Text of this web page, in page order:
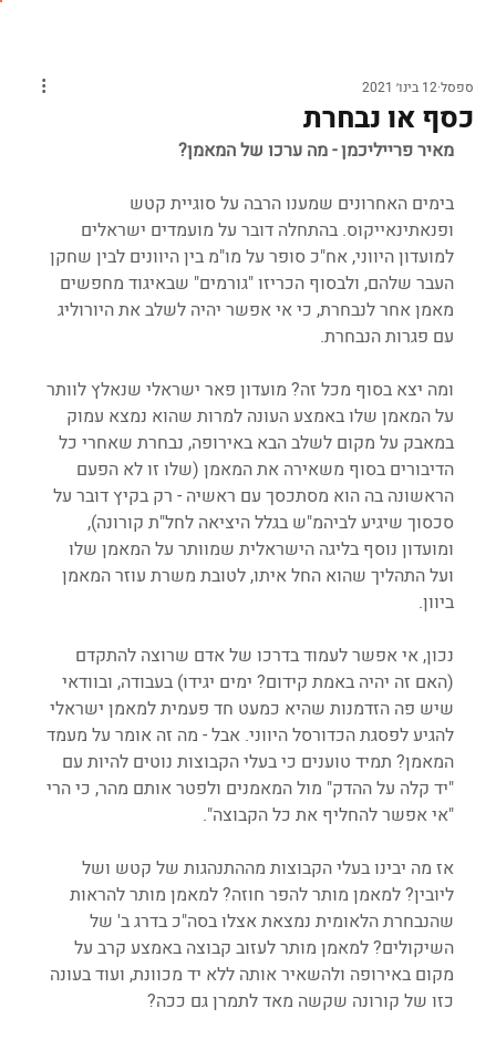
כסף או נבחרת
ספסל12 בינו׳ 2021
מאיר פרייליכמן - מה ערכו של המאמן?
בימים האחרונים שמענו הרבה על סוגיית קטש
ופנאתינאייקוס. בהתחלה דובר על מועמדים ישראלים
למועדון היווני, אח"כ סופר על מו"מ בין היוונים לבין שחקן
העבר שלהם, ולבסוף הכריזו "גורמים" שבאיגוד מחפשים
מאמן אחר לנבחרת, כי אי אפשר יהיה לשלב את היורוליג
עם פגרות הנבחרת.
ומה יצא בסוף מכל זה? מועדון פאר ישראלי שנאלץ לוותר
על המאמן שלו באמצע העונה למרות שהוא נמצא עמוק
במאבק על מקום לשלב הבא באירופה, נבחרת שאחרי כל
הדיבורים בסוף משאירה את המאמן (שלו זו לא הפעם
הראשונה בה הוא מסתכסך עם ראשיה - רק בקיץ דובר על
סכסוך שיגיע לביהמ"ש בגלל היציאה לחל"ת קורונה),
ומועדון נוסף בליגה הישראלית שמוותר על המאמן שלו
ועל התהליך שהוא החל איתו, לטובת משרת עוזר המאמן
ביוון.
נכון, אי אפשר לעמוד בדרכו של אדם שרוצה להתקדם
(האם זה יהיה באמת קידום? ימים יגידו) בעבודה, ובוודאי
שיש פה הזדמנות שהיא כמעט חד פעמית למאמן ישראלי
להגיע לפסגת הכדורסל היווני. אבל - מה זה אומר על מעמד
המאמן? תמיד טוענים כי בעלי הקבוצות נוטים להיות עם
"יד קלה על ההדק" מול המאמנים ולפטר אותם מהר, כי הרי
"אי אפשר להחליף את כל הקבוצה".
אז מה יבינו בעלי הקבוצות מההתנהגות של קטש ושל
ליובין? למאמן מותר להפר חוזה? למאמן מותר להראות
שהנבחרת הלאומית נמצאת אצלו בסה"כ בדרג ב' של
השיקולים? למאמן מותר לעזוב קבוצה באמצע קרב על
מקום באירופה ולהשאיר אותה ללא יד מכוונת, ועוד בעונה
כזו של קורונה שקשה מאד לתמרן גם ככה?